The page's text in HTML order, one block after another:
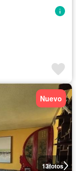
13fotos
Nuevo